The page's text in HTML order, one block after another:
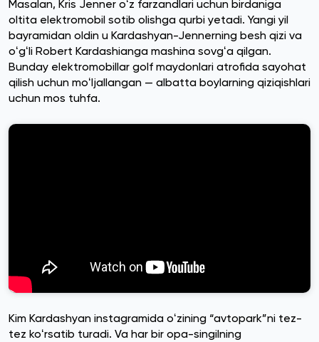
Masalan, Kris Jenner oʻz farzandlari uchun birdaniga
oltita elektromobil sotib olishga qurbi yetadi. Yangi yil
bayramidan oldin u Kardashyan-Jennerning besh qizi va
oʻgʻli Robert Kardashianga mashina sovgʻa qilgan.
Bunday elektromobillar golf maydonlari atrofida sayohat
qilish uchun moʻljallangan — albatta boylarning qiziqishlari
uchun mos tuhfa.
Kim Kardashyan instagramida oʻzining “avtopark”ni tez-
tez koʻrsatib turadi. Va har bir opa-singilning